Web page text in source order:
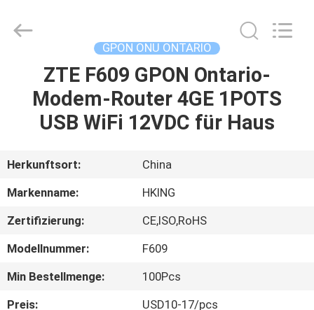
HAUS
PRODUKTE
ÜBER
UNS
FABRIK-
AUSFLUG
QUALITÄTSKONTROLLE
LIMITED.
GPON ONU ONTARIO
ZTE F609 GPON Ontario-
Modem-Router 4GE 1POTS
USB WiFi 12VDC für Haus
Herkunftsort:
China
Markenname:
HKING
Zertifizierung:
CE,ISO,RoHS
Modellnummer:
F609
Min Bestellmenge:
100Pcs
Preis:
USD10-17/pcs